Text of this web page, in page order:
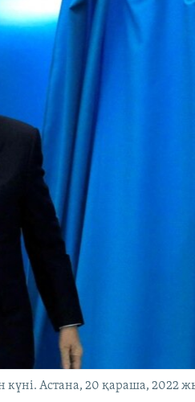
күні. Астана, 20 қараша, 2022